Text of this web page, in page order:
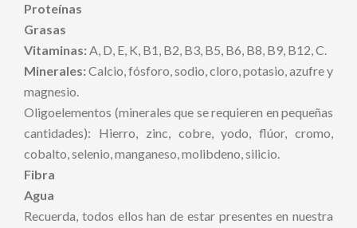
Proteínas
Grasas
Vitaminas:A, D, E, K, B1, B2, B3, B5, B6, B8, B9, B12, C.
Minerales:Calcio, fósforo, sodio, cloro, potasio, azufre y
magnesio.
Oligoelementos (minerales que se requieren en pequeñas
cantidades): Hierro, zinc, cobre, yodo, flúor, cromo,
cobalto, selenio, manganeso, molibdeno, silicio.
Fibra
Agua
Recuerda, todos ellos han de estar presentes en nuestra